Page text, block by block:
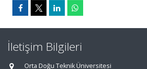
İletişim Bilgileri
Orta Doğu Teknik Üniversitesi